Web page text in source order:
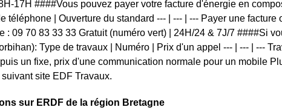
17H ####Vous pouvez payer votre facture d'énergie en
téléphone | Ouverture du standard --- | --- | --- Payer une facture
: 09 70 83 33 33 Gratuit (numéro vert) | 24H/24 & 7J/7 ####Si
Type de travaux | Numéro | Prix d'un appel --- | --- | ---
un fixe, prix d'une communication normale pour un mobile
site EDF Travaux.
sur ERDF de la région Bretagne